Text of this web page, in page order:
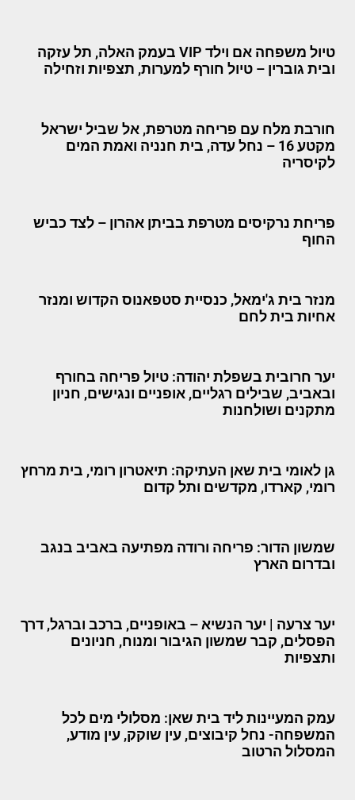
טיול משפחה אם וילד VIP בעמק האלה, תל עזקה
ובית גוברין – טיול חורף למערות, תצפיות וזחילה
חורבת מלח עם פריחה מטרפת, אל שביל ישראל
מקטע 16 – נחל עדה, בית חנניה ואמת המים
לקיסריה
פריחת נרקיסים מטרפת בביתן אהרון – לצד כביש
החוף
מנזר בית ג'ימאל, כנסיית סטפאנוס הקדוש ומנזר
אחיות בית לחם
יער חרובית בשפלת יהודה: טיול פריחה בחורף
ובאביב, שבילים רגליים, אופניים ונגישים, חניון
מתקנים ושולחנות
גן לאומי בית שאן העתיקה: תיאטרון רומי, בית מרחץ
רומי, קארדו, מקדשים ותל קדום
שמשון הדור: פריחה ורודה מפתיעה באביב בנגב
ובדרום הארץ
יער צרעה | יער הנשיא – באופניים, ברכב וברגל, דרך
הפסלים, קבר שמשון הגיבור ומנוח, חניונים
ותצפיות
עמק המעיינות ליד בית שאן: מסלולי מים לכל
המשפחה- נחל קיבוצים, עין שוקק, עין מודע,
המסלול הרטוב